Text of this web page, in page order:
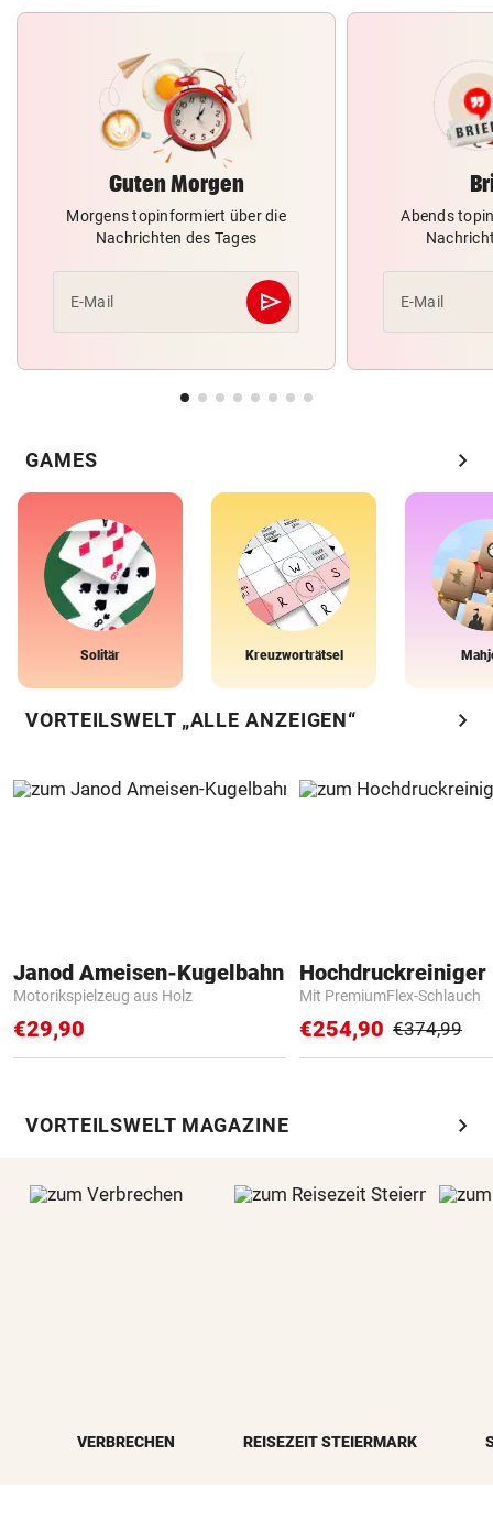
Guten Morgen
Morgens topinformiert über die
Nachrichten des Tages
E-Mail send
Abschicken
Abends
E-Mail
GAMES chevron_right
Solitär Kreuzworträtsel
VORTEILSWELT „ALLE ANZEIGEN“ chevron_right
Janod Ameisen-Kugelbahn
Motorikspielzeug aus Holz
€29,90
Hochdruckreiniger
Mit PremiumFlex-Schlauch
€254,90 €374,99
VORTEILSWELT MAGAZINE chevron_right
VERBRECHEN REISEZEIT STEIERMARK